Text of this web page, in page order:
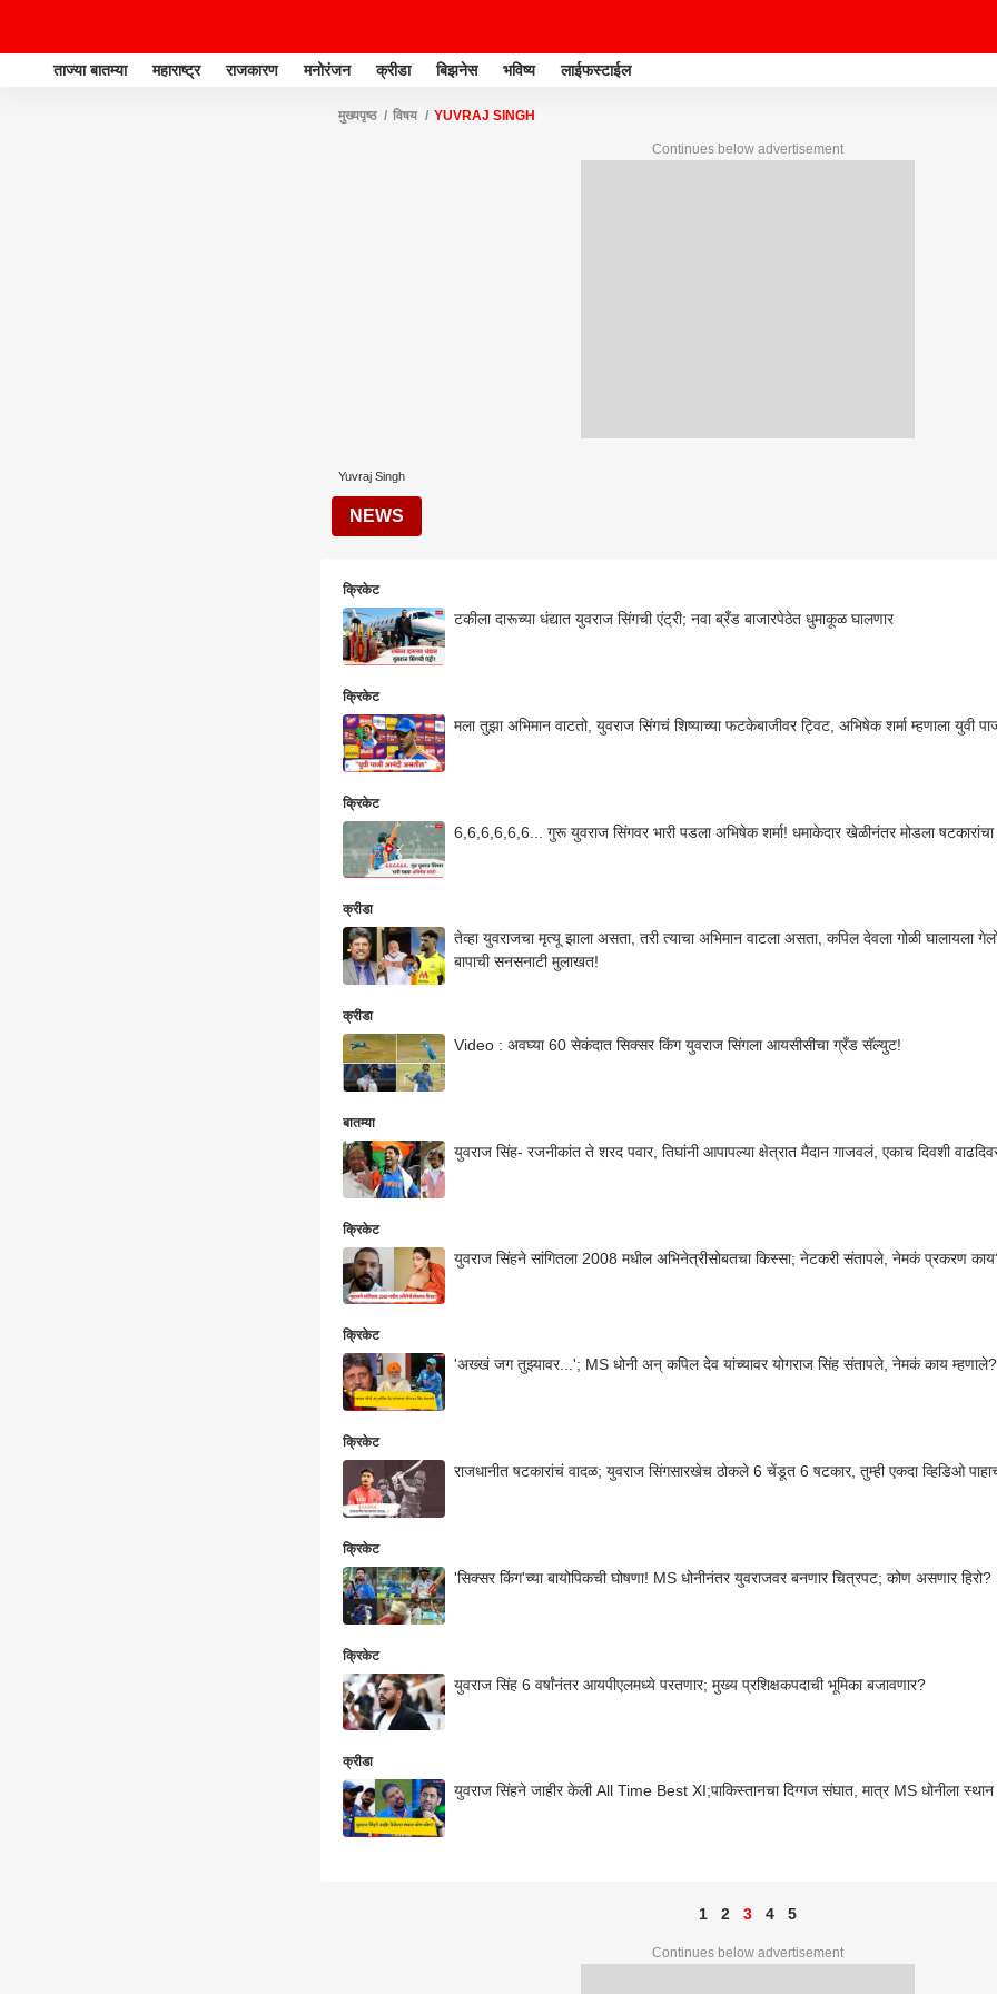
ताज्या बातम्या महाराष्ट्र राजकारण मनोरंजन क्रीडा बिझनेस भविष्य लाईफस्टाईल
मुख्यपृष्ठ विषय YUVRAJ SINGH
Continues below advertisement
Yuvraj Singh
NEWS
क्रिकेट
टकीला दारूच्या धंद्यात युवराज सिंगची एंट्री; नवा ब्रँड बाजारपेठेत धुमाकूळ घालणार
क्रिकेट
मला तुझा अभिमान वाटतो, युवराज सिंगचं शिष्याच्या फटकेबाजीवर ट्विट, अभिषेक शर्मा म्हणाला युवी
क्रिकेट
6,6,6,6,6,6... गुरू युवराज सिंगवर भारी पडला अभिषेक शर्मा! धमाकेदार खेळीनंतर मोडला
क्रीडा
तेव्हा युवराजचा मृत्यू झाला असता, तरी त्याचा अभिमान वाटला असता, कपिल देवला गोळी घालायला
बापाची सनसनाटी मुलाखत!
क्रीडा
Video : अवघ्या 60 सेकंदात सिक्सर किंग युवराज सिंगला आयसीसीचा ग्रँड सॅल्युट!
बातम्या
युवराज सिंह- रजनीकांत ते शरद पवार, तिघांनी आपापल्या क्षेत्रात मैदान गाजवलं, एकाच दिवशी
क्रिकेट
युवराज सिंहने सांगितला 2008 मधील अभिनेत्रीसोबतचा किस्सा; नेटकरी संतापले, नेमकं प्रकरण
क्रिकेट
'अख्खं जग तुझ्यावर...'; MS धोनी अन् कपिल देव यांच्यावर योगराज सिंह संतापले, नेमकं काय म्हणाले?
क्रिकेट
राजधानीत षटकारांचं वादळ; युवराज सिंगसारखेच ठोकले 6 चेंडूत 6 षटकार, तुम्ही एकदा व्हिडिओ
क्रिकेट
'सिक्सर किंग'च्या बायोपिकची घोषणा! MS धोनीनंतर युवराजवर बनणार चित्रपट; कोण असणार हिरो?
क्रिकेट
युवराज सिंह 6 वर्षांनंतर आयपीएलमध्ये परतणार; मुख्य प्रशिक्षकपदाची भूमिका बजावणार?
क्रीडा
युवराज सिंहने जाहीर केली All Time Best XI;पाकिस्तानचा दिग्गज संघात, मात्र MS धोनीला स्थान
1 2 3 4 5
Continues below advertisement